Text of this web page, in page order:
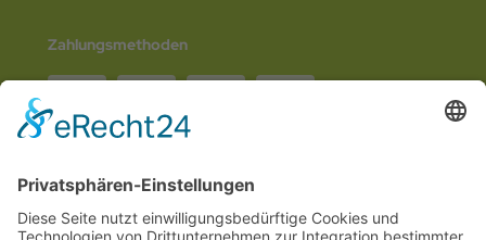
Zahlungsmethoden